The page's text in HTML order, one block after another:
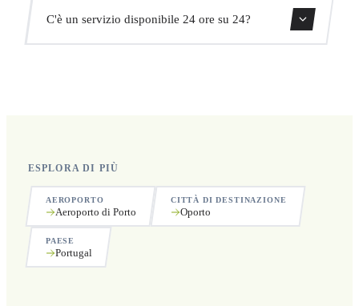
Sì, puoi cancellare gratuitamente fino a 24 ore prima del
ritiro.
C'è un servizio disponibile 24 ore su 24?
ESPLORA DI PIÙ
AEROPORTO
Aeroporto di Porto
CITTÀ DI DESTINAZIONE
Oporto
PAESE
Portugal